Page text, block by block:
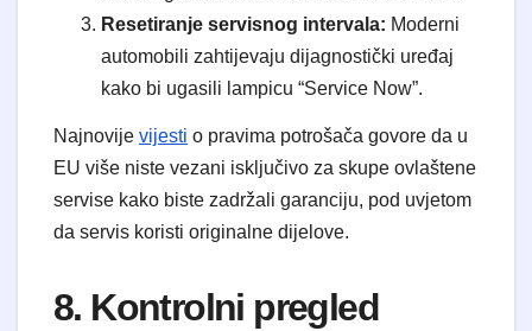
Resetiranje servisnog intervala: Moderni
automobili zahtijevaju dijagnostički uređaj
kako bi ugasili lampicu “Service Now”.
Najnovije vijesti o pravima potrošača govore da u
EU više niste vezani isključivo za skupe ovlaštene
servise kako biste zadržali garanciju, pod uvjetom
da servis koristi originalne dijelove.
8. Kontrolni pregled